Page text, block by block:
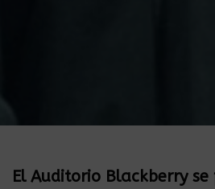
El Auditorio Blackberry